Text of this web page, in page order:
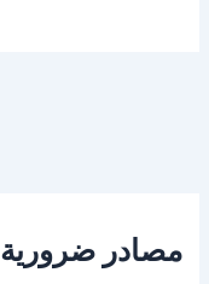
مصادر ضرورية